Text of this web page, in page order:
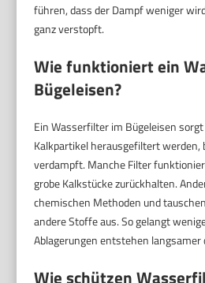
führen, dass der Dampf weniger
ganz verstopft.
Wie funktioniert ein
Bügeleisen?
Ein Wasserfilter im Bügeleisen
Kalkpartikel herausgefiltert werden,
verdampft. Manche Filter
grobe Kalkstücke zurückhalten.
chemischen Methoden und
andere Stoffe aus. So gelangt
Ablagerungen entstehen langsamer
Wie schützen